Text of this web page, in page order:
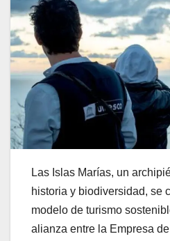
Las Islas Marías, un
historia y biodiversidad, se
modelo de turismo
alianza entre la Empresa